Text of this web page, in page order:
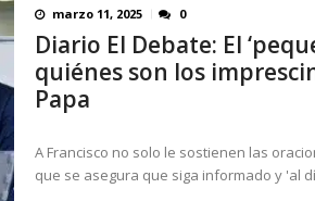
marzo 11, 2025 0
Diario El Debate: El
quiénes son los
Papa
A Francisco no solo le sostienen las
que se asegura que siga informado y 'al